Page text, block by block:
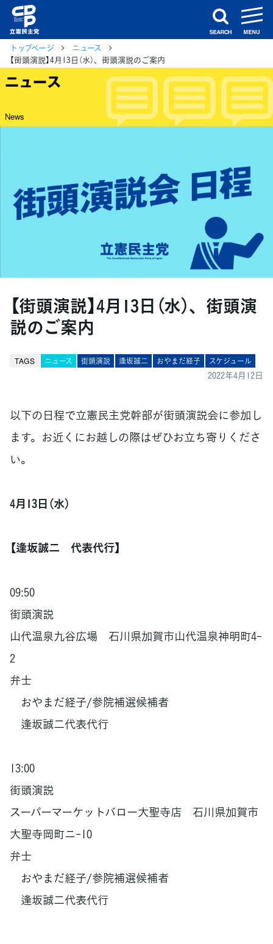
search
トップページ
ニュース
【街頭演説】4月13日（水）、街頭演説のご案内
ニュース
News
【街頭演説】4月13日（水）、街頭演
説のご案内
TAGS ニュース 街頭演説 逢坂誠二 おやまだ経子 スケジュール
2022年4月12日
以下の日程で立憲民主党幹部が街頭演説会に参加し
ます。お近くにお越しの際はぜひお立ち寄りくださ
い。
4月13日（水）
【逢坂誠二 代表代行】
09:50
街頭演説
山代温泉九谷広場 石川県加賀市山代温泉神明町4-
2
弁士
おやまだ経子/参院補選候補者
逢坂誠二代表代行
13:00
街頭演説
スーパーマーケットバロー大聖寺店 石川県加賀市
大聖寺岡町ニ-10
弁士
おやまだ経子/参院補選候補者
逢坂誠二代表代行